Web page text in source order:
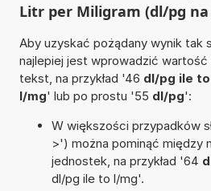
Litr per Miligram (dl/pg
Aby uzyskać pożądany wynik tak
najlepiej jest wprowadzić wartość
tekst, na przykład '46 dl/pg ile
l/mg' lub po prostu '55 dl/pg':
W większości przypadków
>') można pominąć między
jednostek, na przykład '64
dl/pg ile to l/mg'.